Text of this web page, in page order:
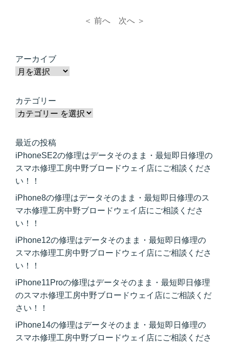
＜ 前へ 次へ ＞
アーカイブ
カテゴリー
最近の投稿
iPhoneSE2の修理はデータそのまま・最短即日修理の
スマホ修理工房中野ブロードウェイ店にご相談くださ
い！！
iPhone8の修理はデータそのまま・最短即日修理のス
マホ修理工房中野ブロードウェイ店にご相談くださ
い！！
iPhone12の修理はデータそのまま・最短即日修理の
スマホ修理工房中野ブロードウェイ店にご相談くださ
い！！
iPhone11Proの修理はデータそのまま・最短即日修理
のスマホ修理工房中野ブロードウェイ店にご相談くだ
さい！！
iPhone14の修理はデータそのまま・最短即日修理の
スマホ修理工房中野ブロードウェイ店にご相談くださ